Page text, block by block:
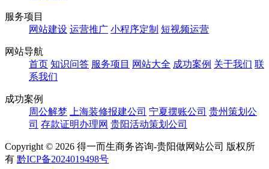
服务项目
网站建设 运营推广 小程序定制 短视频运营
网站导航
首页 知识问答 服务项目 网站大全 成功案例 关于我们 联
系我们
成功案例
周公解梦
上海装修报建公司 宁夏摆账公司 贵州策划公
司 存款证明办理网 贵阳活动策划公司
Copyright © 2026 得一而生商务咨询-贵阳做网站公司 版权所
有 黔ICP备2024019498号